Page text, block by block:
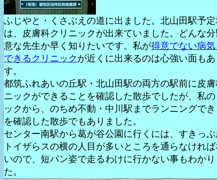
ふじやと・くさぶえの道に出ました。北山田駅予
は、皮膚科クリニックが出来ていました。どんな
意な先生か早く知りたいです。私が得意でない病
できるクリニックが近くに出来るのは心強い面も
す。
都筑ふれあいの丘駅・北山田駅の両方の駅前に皮
ニックができることを確認した散歩でしたが、私
ックから、のちめ不動・中川駅までランニングで
を確認した散歩でもありました。
センター南駅から葛が谷公園に行くには、すきっ
トイザらスの横の人目が多いところを通らなけれ
いので、短パン姿で走るわけに行かない事もわか
た。